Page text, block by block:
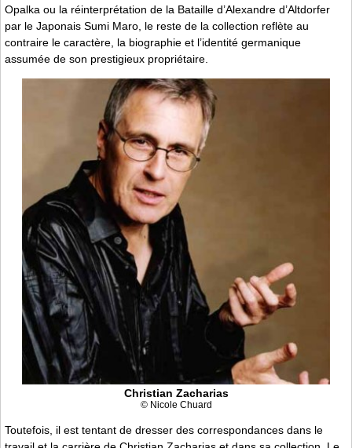
Opalka ou la réinterprétation de la Bataille d’Alexandre d’Altdorfer
par le Japonais Sumi Maro, le reste de la collection reflète au
contraire le caractère, la biographie et l’identité germanique
assumée de son prestigieux propriétaire.
Christian Zacharias
© Nicole Chuard
Toutefois, il est tentant de dresser des correspondances dans le